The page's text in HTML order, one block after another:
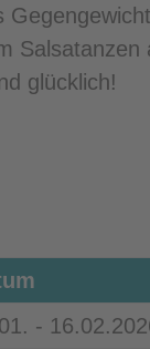
glücklich!
-